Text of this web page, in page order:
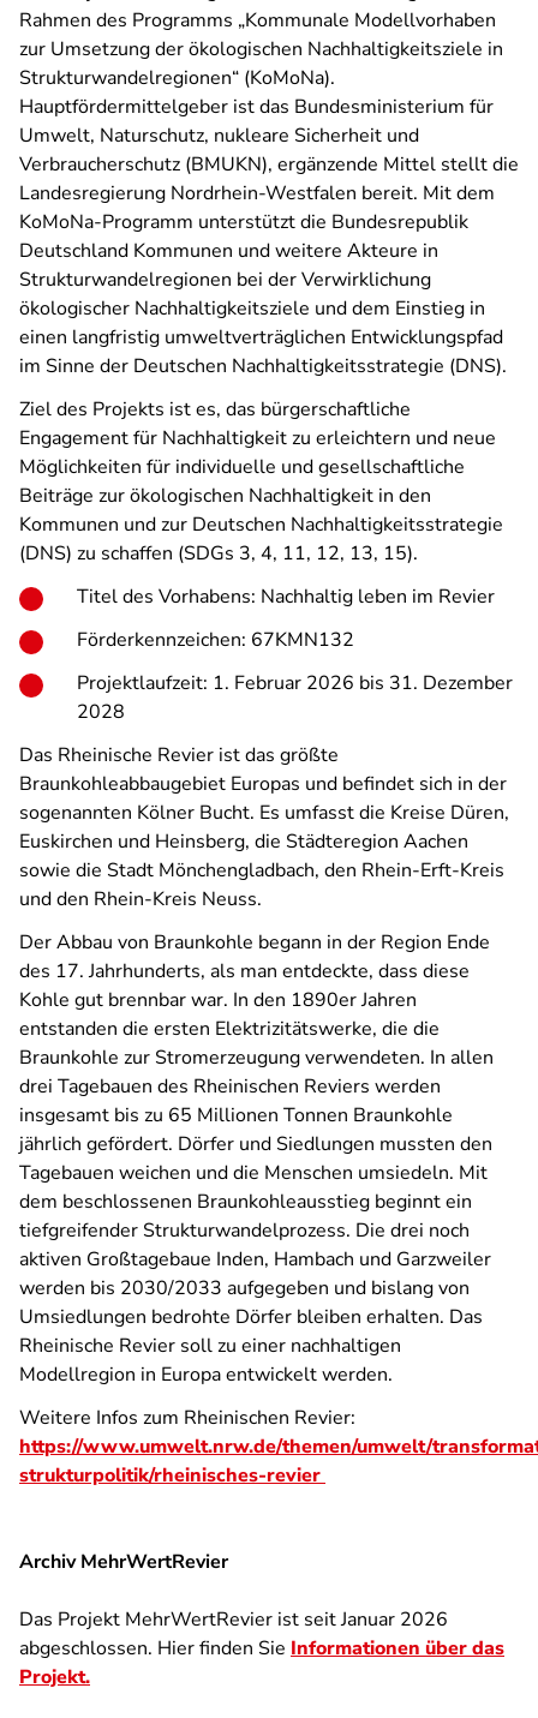
Rahmen des Programms „Kommunale Modellvorhaben
zur Umsetzung der ökologischen Nachhaltigkeitsziele in
Strukturwandelregionen“ (KoMoNa).
Hauptfördermittelgeber ist das Bundesministerium für
Umwelt, Naturschutz, nukleare Sicherheit und
Verbraucherschutz (BMUKN), ergänzende Mittel stellt die
Landesregierung Nordrhein-Westfalen bereit. Mit dem
KoMoNa-Programm unterstützt die Bundesrepublik
Deutschland Kommunen und weitere Akteure in
Strukturwandelregionen bei der Verwirklichung
ökologischer Nachhaltigkeitsziele und dem Einstieg in
einen langfristig umweltverträglichen Entwicklungspfad
im Sinne der Deutschen Nachhaltigkeitsstrategie (DNS).
Ziel des Projekts ist es, das bürgerschaftliche
Engagement für Nachhaltigkeit zu erleichtern und neue
Möglichkeiten für individuelle und gesellschaftliche
Beiträge zur ökologischen Nachhaltigkeit in den
Kommunen und zur Deutschen Nachhaltigkeitsstrategie
(DNS) zu schaffen (SDGs 3, 4, 11, 12, 13, 15).
Titel des Vorhabens: Nachhaltig leben im Revier
Förderkennzeichen: 67KMN132
Projektlaufzeit: 1. Februar 2026 bis 31. Dezember
2028
Das Rheinische Revier ist das größte
Braunkohleabbaugebiet Europas und befindet sich in der
sogenannten Kölner Bucht. Es umfasst die Kreise Düren,
Euskirchen und Heinsberg, die Städteregion Aachen
sowie die Stadt Mönchengladbach, den Rhein-Erft-Kreis
und den Rhein-Kreis Neuss.
Der Abbau von Braunkohle begann in der Region Ende
des 17. Jahrhunderts, als man entdeckte, dass diese
Kohle gut brennbar war. In den 1890er Jahren
entstanden die ersten Elektrizitätswerke, die die
Braunkohle zur Stromerzeugung verwendeten. In allen
drei Tagebauen des Rheinischen Reviers werden
insgesamt bis zu 65 Millionen Tonnen Braunkohle
jährlich gefördert. Dörfer und Siedlungen mussten den
Tagebauen weichen und die Menschen umsiedeln. Mit
dem beschlossenen Braunkohleausstieg beginnt ein
tiefgreifender Strukturwandelprozess. Die drei noch
aktiven Großtagebaue Inden, Hambach und Garzweiler
werden bis 2030/2033 aufgegeben und bislang von
Umsiedlungen bedrohte Dörfer bleiben erhalten. Das
Rheinische Revier soll zu einer nachhaltigen
Modellregion in Europa entwickelt werden.
Weitere Infos zum Rheinischen Revier:
https://www.umwelt.nrw.de/themen/umwelt/
strukturpolitik/rheinisches-revier
Archiv MehrWertRevier
Das Projekt MehrWertRevier ist seit Januar 2026
abgeschlossen. Hier finden Sie Informationen über das
Projekt.